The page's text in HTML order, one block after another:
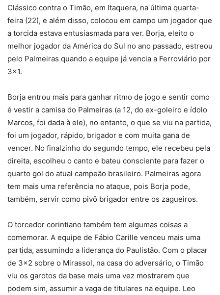
Clássico contra o Timão, em Itaquera, na última quarta-
feira (22), e além disso, colocou em campo um jogador que
a torcida estava entusiasmada para ver. Borja, eleito o
melhor jogador da América do Sul no ano passado, estreou
pelo Palmeiras quando a equipe já vencia a Ferroviário por
3×1.
Borja entrou mais para ganhar ritmo de jogo e sentir como
é vestir a camisa do Palmeiras (a 12, do ex-goleiro e ídolo
Marcos, foi dada à ele), no entanto, o que se viu na partida,
foi um jogador, rápido, brigador e com muita gana de
vencer. No finalzinho do segundo tempo, ele recebeu pela
direita, escolheu o canto e bateu consciente para fazer o
quarto gol do atual campeão brasileiro. Palmeiras agora
tem mais uma referência no ataque, pois Borja pode,
também, servir como pivô brigador entre os zagueiros.
O torcedor corintiano também tem algumas coisas a
comemorar. A equipe de Fábio Carille venceu mais uma
partida, assumindo a liderança do Paulistão. Com o placar
de 3×2 sobre o Mirassol, na casa do adversário, o Timão
viu os garotos da base mais uma vez mostrarem que
podem sim, assumir a vaga de titulares na equipe. Leo